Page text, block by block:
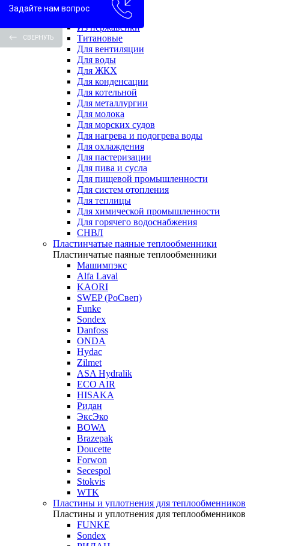
Вода-гликоль
Водоводяные
Из нержавейки
Титановые
Для вентиляции
Для воды
Для ЖКХ
Для конденсации
Для котельной
Для металлургии
Для молока
Для морских судов
Для нагрева и подогрева воды
Для охлаждения
Для пастеризации
Для пива и сусла
Для пищевой промышленности
Для систем отопления
Для теплицы
Для химической промышленности
Для горячего водоснабжения
СНВЛ
Пластинчатые паяные теплообменники
Пластинчатые паяные теплообменники
Машимпэкс
Alfa Laval
KAORI
SWEP (РоСвеп)
Funke
Sondex
Danfoss
ONDA
Hydac
Zilmet
ASA Hydralik
ECO AIR
HISAKA
Ридан
ЭксЭко
BOWA
Brazepak
Doucette
Forwon
Secespol
Stokvis
WTK
Пластины и уплотнения для теплообменников
Пластины и уплотнения для теплообменников
FUNKE
Sondex
Задайте нам вопрос
СВЕРНУТЬ